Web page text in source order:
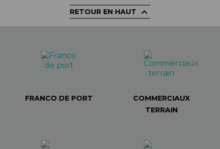
RETOUR EN HAUT 
FRANCO DE PORT
COMMERCIAUX
TERRAIN